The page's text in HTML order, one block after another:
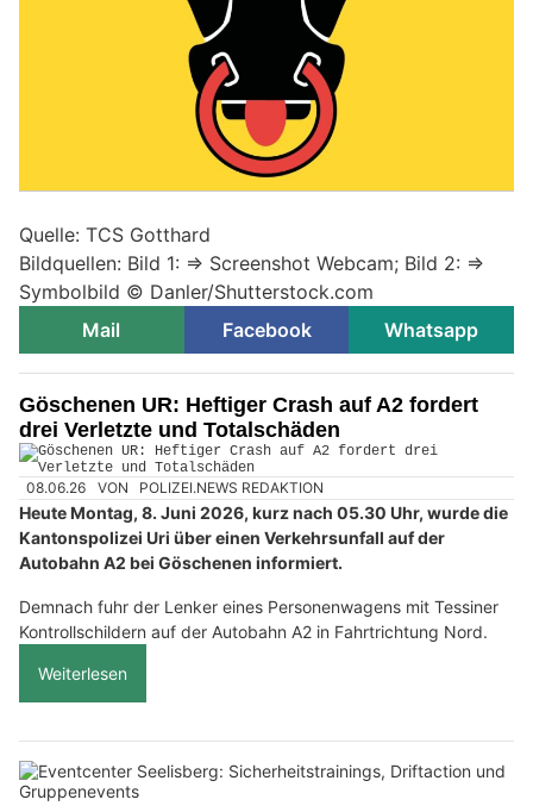
Quelle: TCS Gotthard
Bildquellen: Bild 1: => Screenshot Webcam; Bild 2: =>
Symbolbild © Danler/Shutterstock.com
Mail
Facebook Whatsapp
Göschenen UR: Heftiger Crash auf A2 fordert
drei Verletzte und Totalschäden
08.06.26 VON POLIZEI.NEWS REDAKTION
Heute Montag, 8. Juni 2026, kurz nach 05.30 Uhr, wurde die
Kantonspolizei Uri über einen Verkehrsunfall auf der
Autobahn A2 bei Göschenen informiert.
Demnach fuhr der Lenker eines Personenwagens mit Tessiner
Kontrollschildern auf der Autobahn A2 in Fahrtrichtung Nord.
Weiterlesen